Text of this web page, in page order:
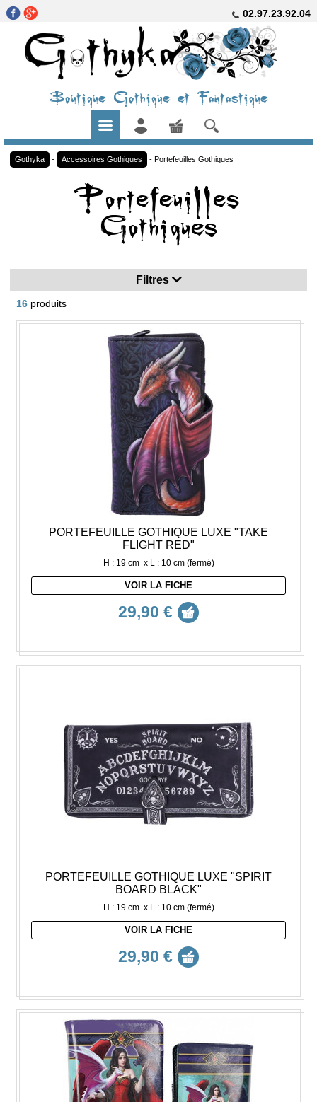
02.97.23.92.04
Boutique Gothique et Fantastique
Gothyka - Accessoires Gothiques - Portefeuilles Gothiques
Portefeuilles
Gothiques
Filtres
16 produits
PORTEFEUILLE GOTHIQUE LUXE "TAKE
FLIGHT RED"
H : 19 cm x L : 10 cm (fermé)
VOIR LA FICHE
29,90 €
PORTEFEUILLE GOTHIQUE LUXE "SPIRIT
BOARD BLACK"
H : 19 cm x L : 10 cm (fermé)
VOIR LA FICHE
29,90 €